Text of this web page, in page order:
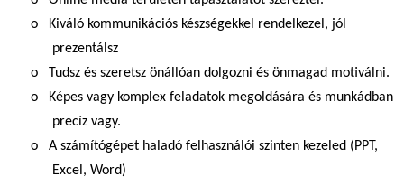
o Kiváló kommunikációs készségekkel rendelkezel, jól
prezentálsz
o Tudsz és szeretsz önállóan dolgozni és önmagad motiválni.
o Képes vagy komplex feladatok megoldására és munkádban
precíz vagy.
o A számítógépet haladó felhasználói szinten kezeled (PPT,
Excel, Word)